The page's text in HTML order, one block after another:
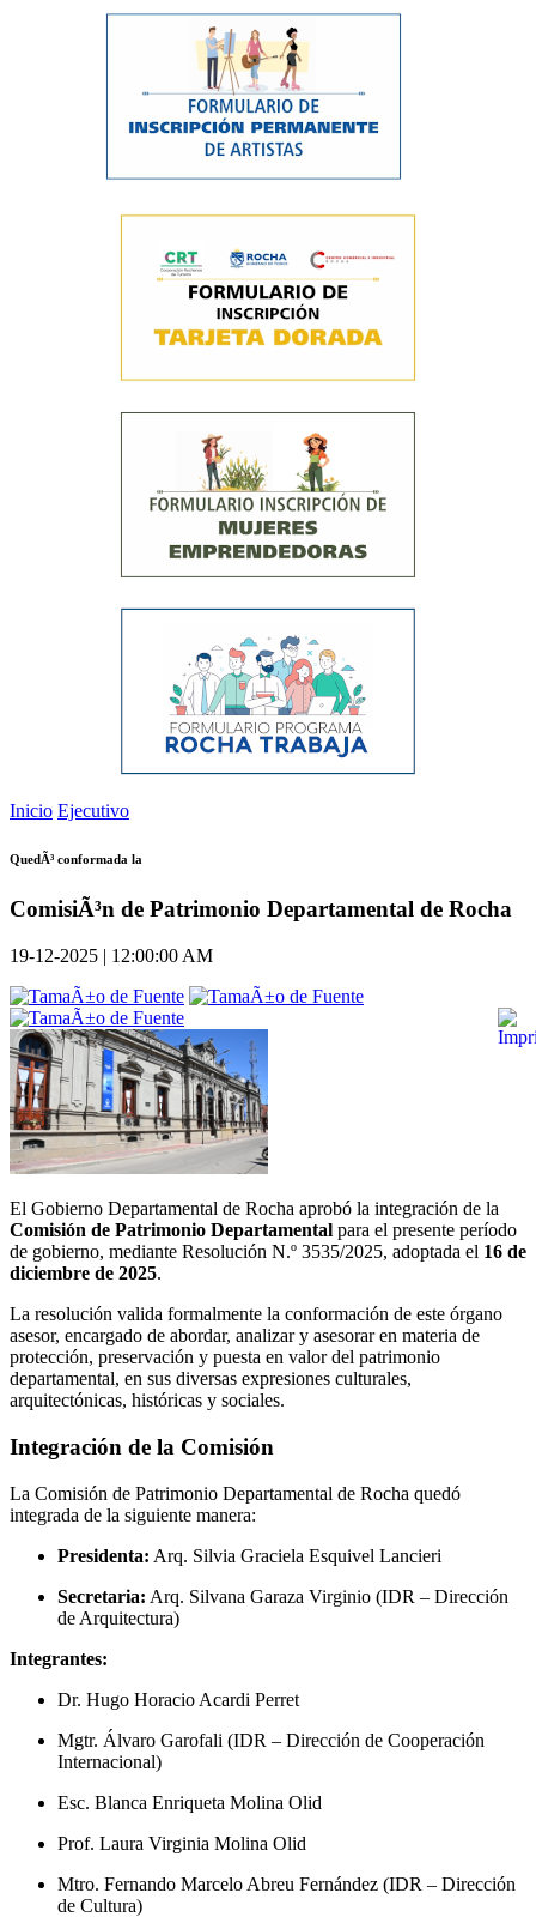
Inicio Ejecutivo
QuedÃ³ conformada la
ComisiÃ³n de Patrimonio Departamental de Rocha
19-12-2025 | 12:00:00 AM
El Gobierno Departamental de Rocha aprobó la integración de la
Comisión de Patrimonio Departamental para el presente período
de gobierno, mediante Resolución N.º 3535/2025, adoptada el 16 de
diciembre de 2025.
La resolución valida formalmente la conformación de este órgano
asesor, encargado de abordar, analizar y asesorar en materia de
protección, preservación y puesta en valor del patrimonio
departamental, en sus diversas expresiones culturales,
arquitectónicas, históricas y sociales.
Integración de la Comisión
La Comisión de Patrimonio Departamental de Rocha quedó
integrada de la siguiente manera:
Presidenta: Arq. Silvia Graciela Esquivel Lancieri
Secretaria: Arq. Silvana Garaza Virginio (IDR – Dirección
de Arquitectura)
Integrantes:
Dr. Hugo Horacio Acardi Perret
Mgtr. Álvaro Garofali (IDR – Dirección de Cooperación
Internacional)
Esc. Blanca Enriqueta Molina Olid
Prof. Laura Virginia Molina Olid
Mtro. Fernando Marcelo Abreu Fernández (IDR – Dirección
de Cultura)